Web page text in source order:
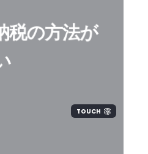
税の方法が
TOUCH